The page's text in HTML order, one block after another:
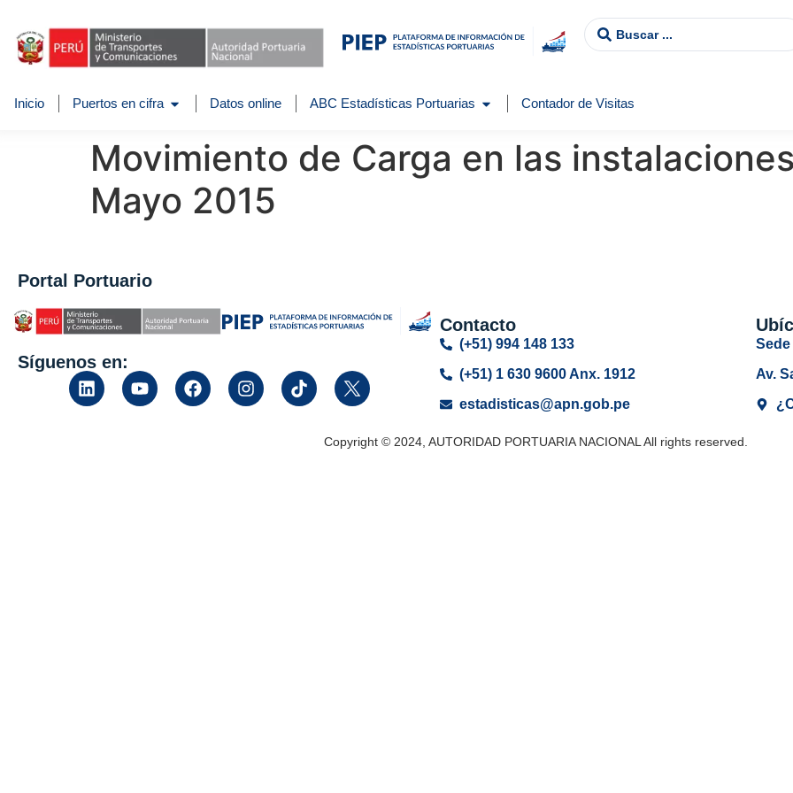
Inicio Puertos en cifra Datos online ABC Estadísticas Portuarias Contador de Visitas
Movimiento de Carga en las
Mayo 2015
Portal Portuario
Síguenos en:
Contacto
(+51) 994 148 133
(+51) 1 630 9600 Anx. 1912
estadisticas@apn.gob.pe
Av.
Copyright © 2024, AUTORIDAD PORTUARIA NACIONAL All rights reserved.